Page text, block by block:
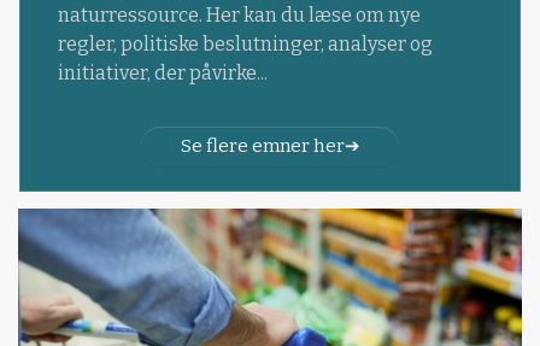
naturressource. Her kan du læse om nye
regler, politiske beslutninger, analyser og
initiativer, der påvirke...
Se flere emner her